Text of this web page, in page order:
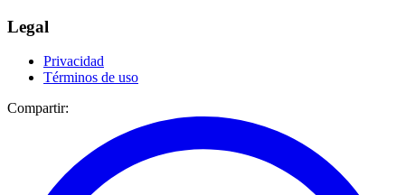
Legal
Privacidad
Términos de uso
Compartir: